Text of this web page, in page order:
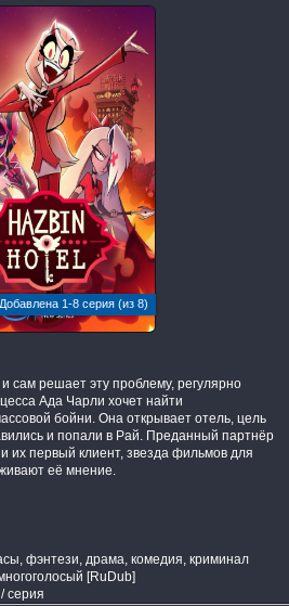
Добавлена 1-8 серия (из 8)
сам решает эту проблему, регулярно
Ада Чарли хочет найти
бойни. Она открывает отель, цель
и попали в Рай. Преданный партнёр
их первый клиент, звезда фильмов для
её мнение.
фэнтези, драма, комедия, криминал
[RuDub]
серия